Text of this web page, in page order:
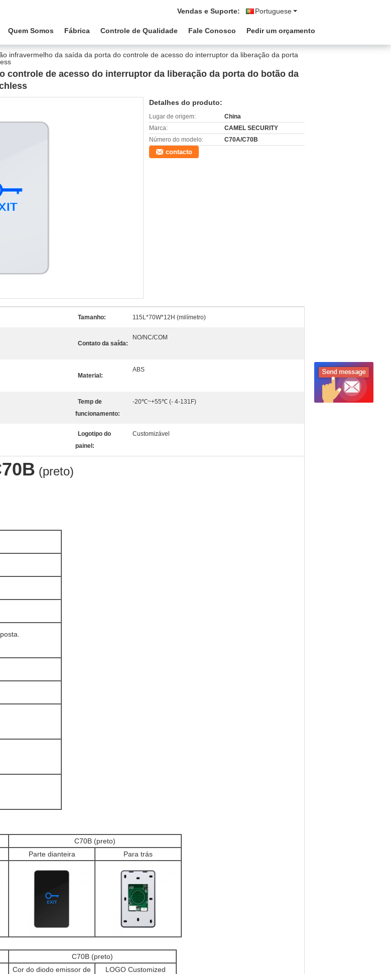
Portuguese
Vendas e Suporte:
Quem Somos Fábrica Controle de Qualidade Fale Conosco Pedir um orçamento
infravermelho da saída da porta do controle de acesso do interruptor da liberação da porta
controle de acesso do interruptor da liberação da porta do botão da
Detalhes do produto:
Lugar de origem:
China
Marca:
CAMEL SECURITY
Número do modelo:
C70A/C70B
contacto
Tamanho: 115L*70W*12H (milímetro)
Contato da saída:
NO/NC/COM
Material:
ABS
Temp de
funcionamento:
-20℃~+55℃ (- 4-131F)
Logotipo do
painel:
Customizável
(preto)
C70B (preto)
Parte dianteira
Para trás
C70B (preto)
Cor do diodo emissor de
LOGO Customized